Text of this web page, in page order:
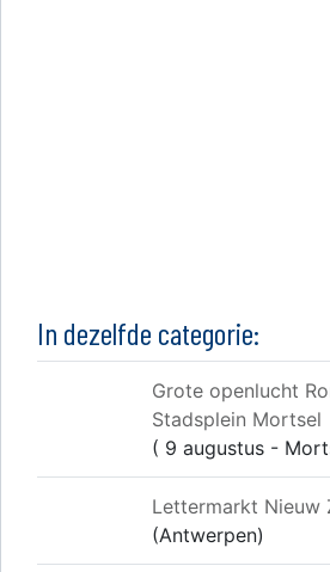
In dezelfde categorie:
Grote openlucht
Stadsplein Mortsel
( 9 augustus -
Lettermarkt Nieuw
(Antwerpen)